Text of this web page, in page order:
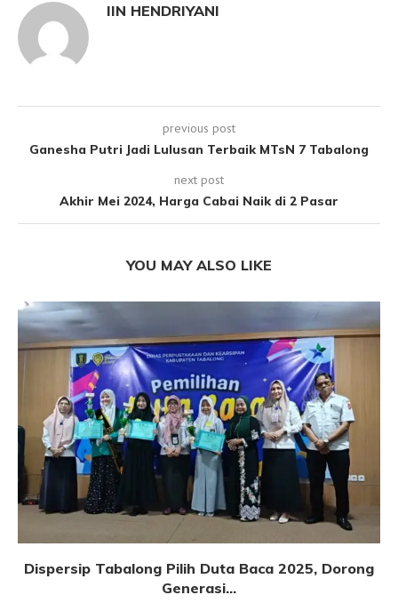
IIN HENDRIYANI
previous post
Ganesha Putri Jadi Lulusan Terbaik MTsN 7 Tabalong
next post
Akhir Mei 2024, Harga Cabai Naik di 2 Pasar
YOU MAY ALSO LIKE
Dispersip Tabalong Pilih Duta Baca 2025, Dorong
Generasi...